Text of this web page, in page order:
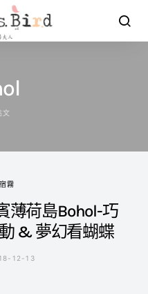
文
霧
薄荷島Bohol-巧
& 夢幻看蝴蝶
12-13